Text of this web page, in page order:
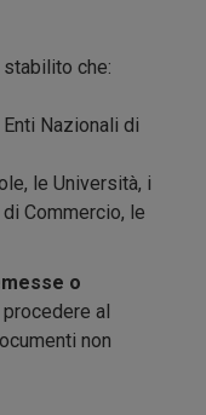
stabilito che:
Nazionali di
le Università, i
Commercio, le
o
procedere al
non